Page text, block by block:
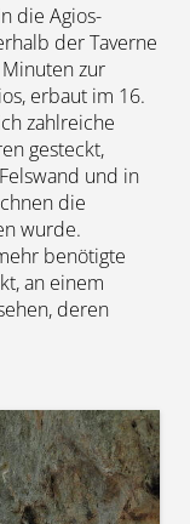
die Agios-
der Taverne
zur
erbaut im 16.
zahlreiche
gesteckt,
und in
die
wurde.
benötigte
an einem
deren